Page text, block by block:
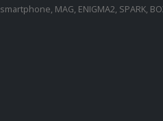
smartphone, MAG, ENIGMA2, SPARK,